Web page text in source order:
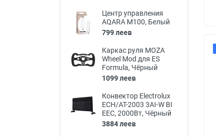
Центр управления
AQARA M100, Белый
799 леев
Каркас руля MOZA
Wheel Mod для ES
Formula, Чёрный
1099 леев
Конвектор Electrolux
ECH/AT-2003 3AI-W BI
EEC, 2000Вт, Чёрный
3884 леев